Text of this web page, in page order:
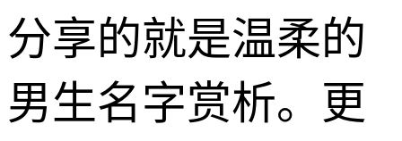
分享的就是温柔的
男生名字赏析。更